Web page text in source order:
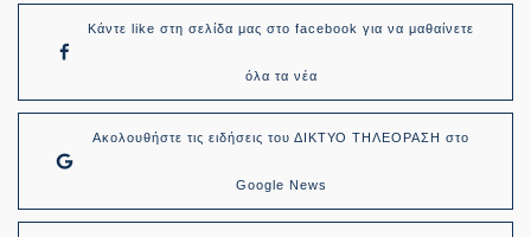
Κάντε like στη σελίδα μας στο facebook για να μαθαίνετε
όλα τα νέα
Ακολουθήστε τις ειδήσεις του ΔΙΚΤΥΟ ΤΗΛΕΟΡΑΣΗ στο
Google News